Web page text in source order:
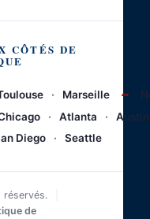
CÔTÉS DE
· Marseille ~
· Atlanta ·
Austin
Diego · Seattle
de